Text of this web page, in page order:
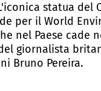
statua
per il World
nel Paese
giornalista
Bruno Pereira.